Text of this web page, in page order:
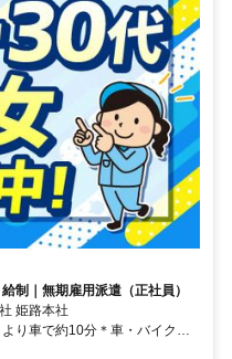
制｜無期雇用派遣（正社員）
姫路本社
り車で約10分＊車・バイク・